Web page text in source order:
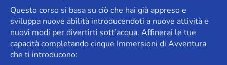
Questo corso si basa su ciò che hai già appreso e
sviluppa nuove abilità introducendoti a nuove attività e
nuovi modi per divertirti sott’acqua. Affinerai le tue
capacità completando cinque Immersioni di Avventura
che ti introducono: